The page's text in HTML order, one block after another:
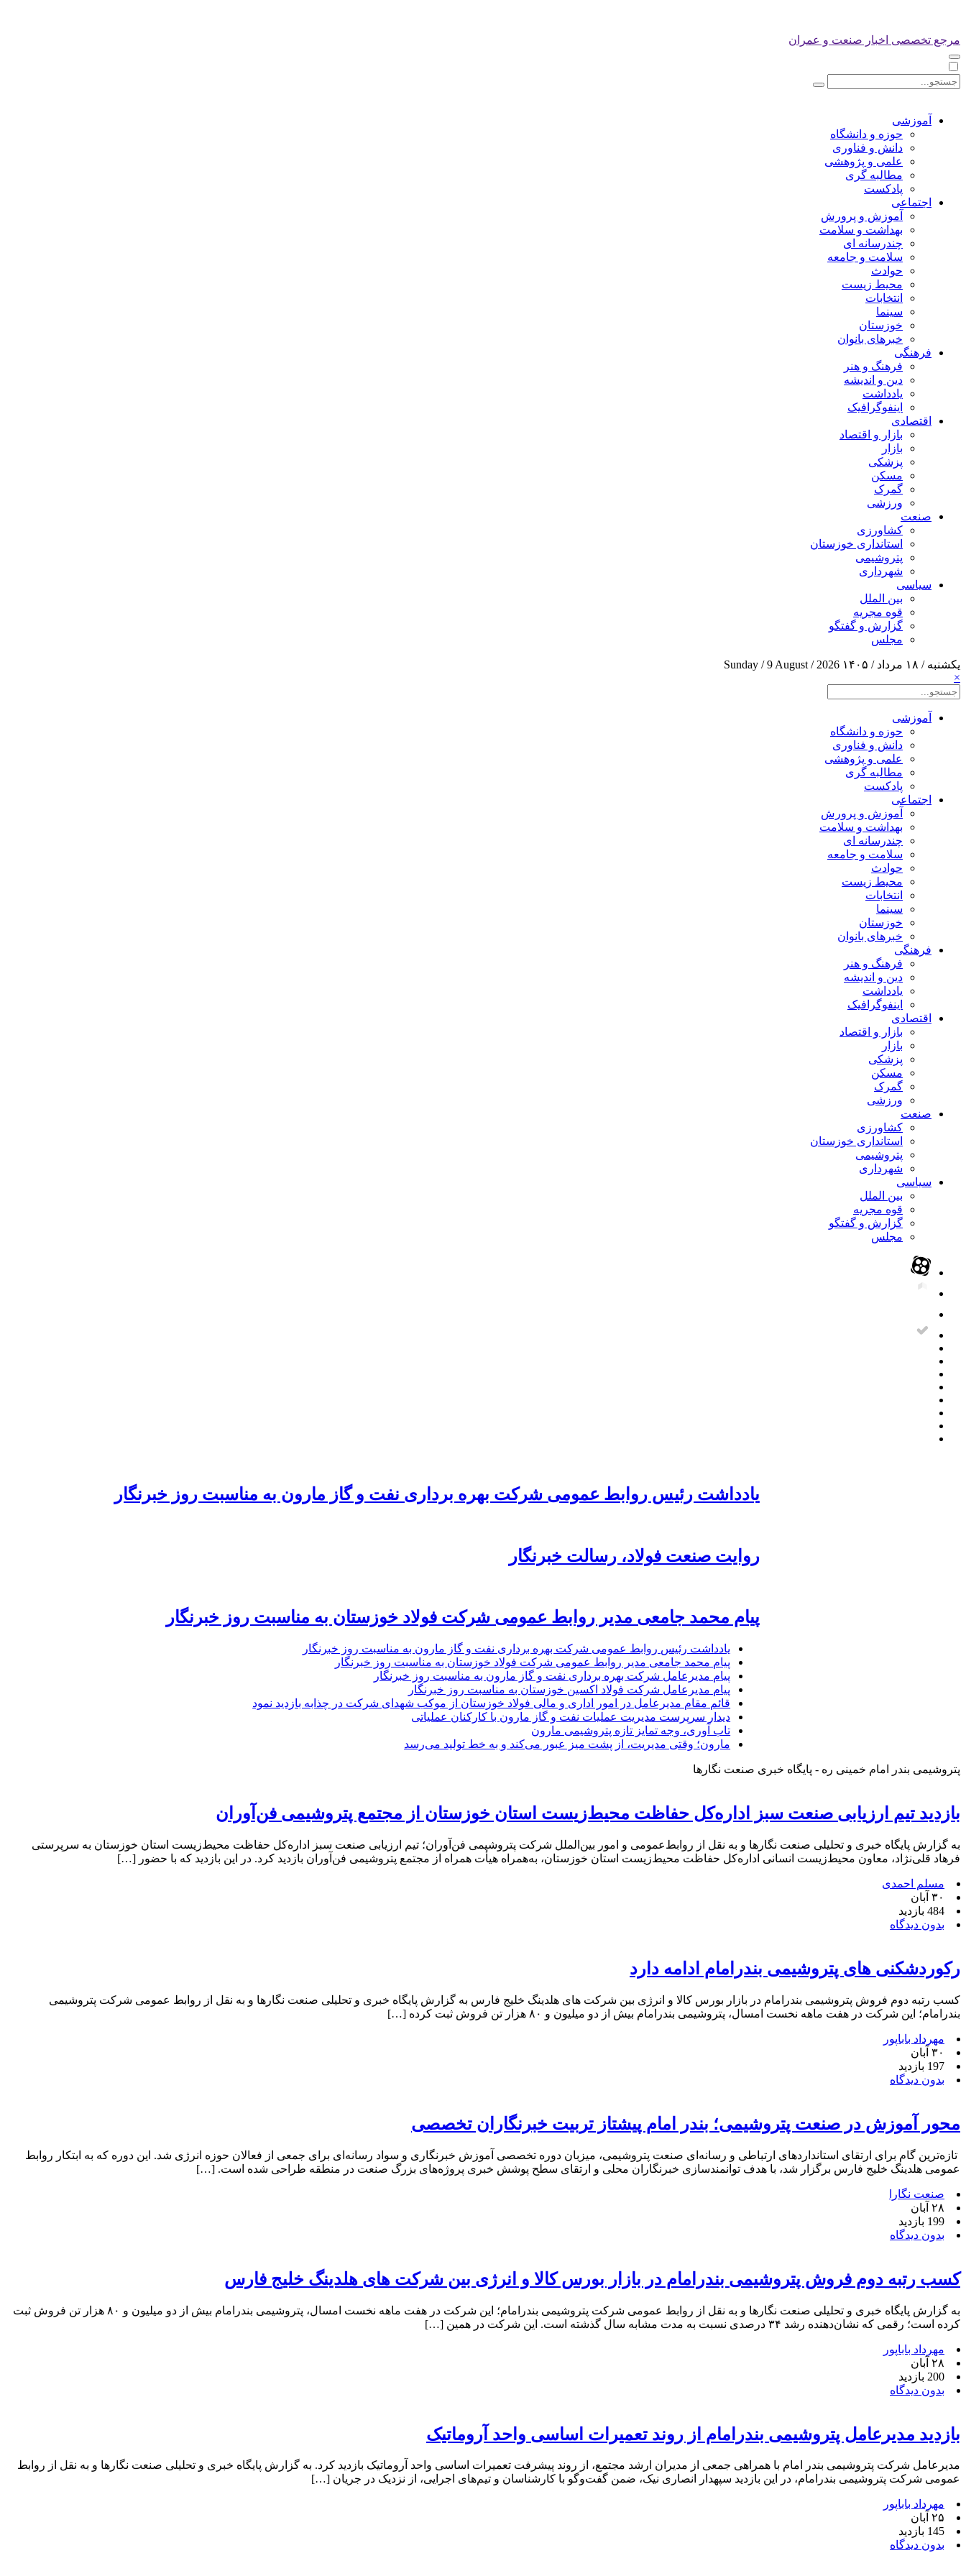
مرجع تخصصی اخبار صنعت و عمران
آموزشی
حوزه و دانشگاه
دانش و فناوری
علمی و پژوهشی
مطالبه گری
پادکست
اجتماعی
آموزش و پرورش
بهداشت و سلامت
چندرسانه ای
سلامت و جامعه
حوادث
محیط زیست
انتخابات
سینما
خوزستان
خبرهای بانوان
فرهنگی
فرهنگ و هنر
دین و اندیشه
یادداشت
اینفوگرافیک
اقتصادی
بازار و اقتصاد
بازار
پزشکی
مسکن
گمرک
ورزشی
صنعت
کشاورزی
استانداری خوزستان
پتروشیمی
شهرداری
سیاسی
بین الملل
قوه مجریه
گزارش و گفتگو
مجلس
یکشنبه / ۱۸ مرداد / ۱۴۰۵
Sunday / 9 August / 2026
×
آموزشی
حوزه و دانشگاه
دانش و فناوری
علمی و پژوهشی
مطالبه گری
پادکست
اجتماعی
آموزش و پرورش
بهداشت و سلامت
چندرسانه ای
سلامت و جامعه
حوادث
محیط زیست
انتخابات
سینما
خوزستان
خبرهای بانوان
فرهنگی
فرهنگ و هنر
دین و اندیشه
یادداشت
اینفوگرافیک
اقتصادی
بازار و اقتصاد
بازار
پزشکی
مسکن
گمرک
ورزشی
صنعت
کشاورزی
استانداری خوزستان
پتروشیمی
شهرداری
سیاسی
بین الملل
قوه مجریه
گزارش و گفتگو
مجلس
یادداشت رئیس روابط عمومی شرکت بهره برداری نفت و گاز مارون به مناسبت روز خبرنگار
روایت صنعت فولاد،‌ رسالت خبرنگار
پیام محمد جامعی مدیر روابط عمومی شرکت فولاد خوزستان به مناسبت روز خبرنگار
یادداشت رئیس روابط عمومی شرکت بهره برداری نفت و گاز مارون به مناسبت روز خبرنگار
پیام محمد جامعی مدیر روابط عمومی شرکت فولاد خوزستان به مناسبت روز خبرنگار
پیام مدیرعامل شرکت بهره برداری نفت و گاز مارون به مناسبت روز خبرنگار
پیام مدیرعامل شرکت فولاد اکسین خوزستان به مناسبت روز خبرنگار
قائم مقام مدیرعامل در امور اداری و مالی فولاد خوزستان از موکب شهدای شرکت در چذابه بازدید نمود
دیدار سرپرست مدیریت عملیات نفت و گاز مارون با کارکنان عملیاتی
تاب آوری، وجه تمایز تازه پتروشیمی مارون
مارون؛ وقتی مدیریت، از پشت میز عبور می‌کند و به خط تولید می‌رسد
پتروشیمی بندر امام خمینی ره - پایگاه خبری صنعت نگارها
بازدید تیم ارزیابی صنعت سبز اداره‌کل حفاظت محیط‌زیست استان خوزستان از مجتمع پتروشیمی فن‌آوران
به گزارش پایگاه خبری و تحلیلی صنعت نگارها و به نقل از روابط‌عمومی و امور بین‌الملل شرکت پتروشیمی فن‌آوران؛ تیم ارزیابی صنعت سبز اداره‌کل حفاظت محیط‌زیست استان خوزستان به سرپرستی
فرهاد قلی‌نژاد، معاون محیط‌زیست انسانی اداره‌کل حفاظت محیط‌زیست استان خوزستان، به‌همراه هیأت همراه از مجتمع پتروشیمی فن‌آوران بازدید کرد. در این بازدید که با حضور […]
مسلم احمدی
۳۰ آبان
484 بازدید
بدون دیدگاه
رکوردشکنی های پتروشیمی بندرامام ادامه دارد
کسب رتبه دوم فروش پتروشیمی بندرامام در بازار بورس کالا و انرژی بین شرکت‌ های هلدینگ خلیج فارس به گزارش پایگاه خبری و تحلیلی صنعت نگارها و به نقل از روابط عمومی شرکت پتروشیمی
بندرامام؛ این شرکت در هفت‌ ماهه نخست امسال، پتروشیمی بندرامام بیش از دو میلیون و ۸۰ هزار تن فروش ثبت کرده […]
مهرداد باباپور
۳۰ آبان
197 بازدید
بدون دیدگاه
محور آموزش در صنعت پتروشیمی؛ بندر امام پیشتاز تربیت خبرنگاران تخصصی
تازه‌ترین گام برای ارتقای استانداردهای ارتباطی و رسانه‌ای صنعت پتروشیمی، میزبان دوره تخصصی آموزش خبرنگاری و سواد رسانه‌ای برای جمعی از فعالان حوزه انرژی شد. این دوره که به ابتکار روابط
عمومی هلدینگ خلیج فارس برگزار شد، با هدف توانمندسازی خبرنگاران محلی و ارتقای سطح پوشش خبری پروژه‌های بزرگ صنعت در منطقه طراحی شده است. […]
صنعت نگارا
۲۸ آبان
199 بازدید
بدون دیدگاه
کسب رتبه دوم فروش پتروشیمی بندرامام در بازار بورس کالا و انرژی بین شرکت‌ های هلدینگ خلیج فارس
به گزارش پایگاه خبری و تحلیلی صنعت نگارها و به نقل از روابط عمومی شرکت پتروشیمی بندرامام؛ این شرکت در هفت‌ ماهه نخست امسال، پتروشیمی بندرامام بیش از دو میلیون و ۸۰ هزار تن فروش ثبت
کرده است؛ رقمی که نشان‌دهنده رشد ۳۴ درصدی نسبت به مدت مشابه سال گذشته است. این شرکت در همین […]
مهرداد باباپور
۲۸ آبان
200 بازدید
بدون دیدگاه
بازدید مدیرعامل پتروشیمی بندرامام از روند تعمیرات اساسی واحد آروماتیک
مدیرعامل شرکت پتروشیمی بندر امام با همراهی جمعی از مدیران ارشد مجتمع، از روند پیشرفت تعمیرات اساسی واحد آروماتیک بازدید کرد. به گزارش پایگاه خبری و تحلیلی صنعت نگارها و به نقل از روابط
عمومی شرکت پتروشیمی بندرامام، در این بازدید سپهدار انصاری نیک، ضمن گفت‌وگو با کارشناسان و تیم‌های اجرایی، از نزدیک در جریان […]
مهرداد باباپور
۲۵ آبان
145 بازدید
بدون دیدگاه